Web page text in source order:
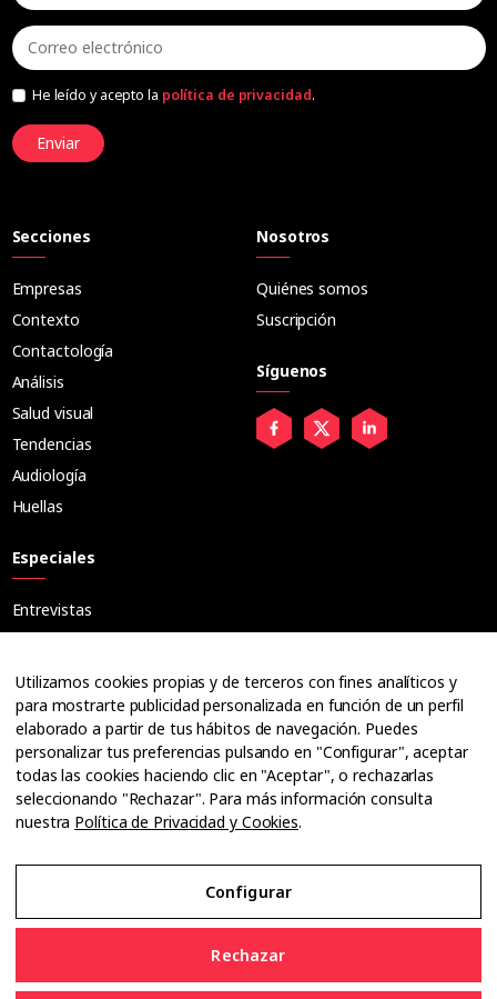
He leído y acepto la política de privacidad.
Enviar
Secciones
Empresas
Contexto
Contactología
Análisis
Salud visual
Tendencias
Audiología
Huellas
Especiales
Entrevistas
Ópticos
Cuadernos
Guías
Dossier
Anuarios
Ofertas de empleo
Nosotros
Quiénes somos
Suscripción
Síguenos
Utilizamos cookies propias y de terceros con fines analíticos y
para mostrarte publicidad personalizada en función de un perfil
elaborado a partir de tus hábitos de navegación. Puedes
personalizar tus preferencias pulsando en "Configurar", aceptar
todas las cookies haciendo clic en "Aceptar", o rechazarlas
seleccionando "Rechazar". Para más información consulta
nuestra Política de Privacidad y Cookies.
Configurar
Rechazar
Aviso Legal
Política de Privacidad y Cookies